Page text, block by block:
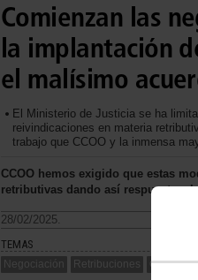
Comienzan las
la implantación
el malísimo
El Ministerio de Justicia se ha
reivindicaciones en materia
trabajo que CCOO y la inmensa
CCOO hemos exigido que estas
retributivas dando así respuesta a
28/02/2025.
TEMAS
Negociación Retribuciones